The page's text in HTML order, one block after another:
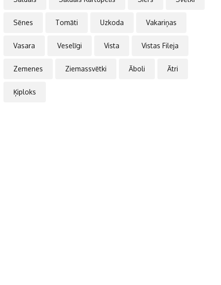
Sēnes Tomāti Uzkoda Vakariņas
Vasara Veselīgi Vista Vistas Fileja
Zemenes Ziemassvētki Āboli Ātri
Ķiploks